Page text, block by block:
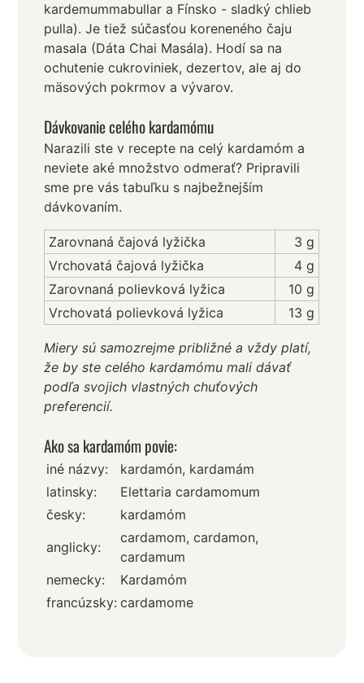
kardemummabullar a Fínsko - sladký chlieb
pulla). Je tiež súčasťou koreneného čaju
masala (Dáta Chai Masála). Hodí sa na
ochutenie cukroviniek, dezertov, ale aj do
mäsových pokrmov a vývarov.
Dávkovanie celého kardamómu
Narazili ste v recepte na celý kardamóm a
neviete aké množstvo odmerať? Pripravili
sme pre vás tabuľku s najbežnejším
dávkovaním.
Zarovnaná čajová lyžička
3 g
Vrchovatá čajová lyžička
4 g
Zarovnaná polievková lyžica
10 g
Vrchovatá polievková lyžica
13 g
Miery sú samozrejme približné a vždy platí,
že by ste celého kardamómu mali dávať
podľa svojich vlastných chuťových
preferencií.
Ako sa kardamóm povie:
iné názvy:
kardamón, kardamám
latinsky:
Elettaria cardamomum
česky:
kardamóm
anglicky:
cardamom, cardamon,
cardamum
nemecky:
Kardamóm
francúzsky: cardamome